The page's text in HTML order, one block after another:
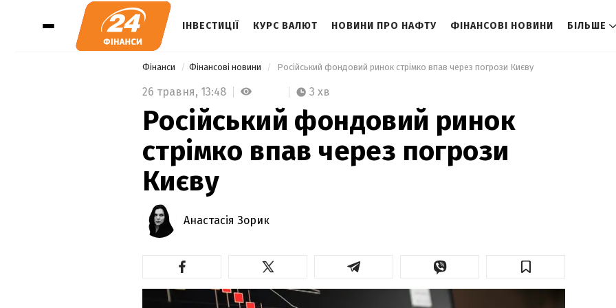
ІНВЕСТИЦІЇ КУРС ВАЛЮТ НОВИНИ ПРО НАФТУ ФІНАНСОВІ НОВИНИ БІЛЬШЕ
Фінанси Фінансові новини Російський фондовий ринок стрімко впав через погрози Києву
26 травня, 13:48 3 хв
Російський фондовий ринок
стрімко впав через погрози
Києву
Анастасія Зорик